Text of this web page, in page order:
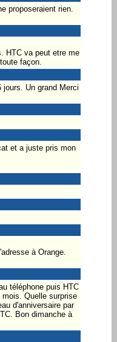
proposeraient rien.
HTC va peut etre me
façon.
Un grand Merci
et a juste pris mon
à Orange.
téléphone puis HTC
Quelle surprise
d'anniversaire par
Bon dimanche à